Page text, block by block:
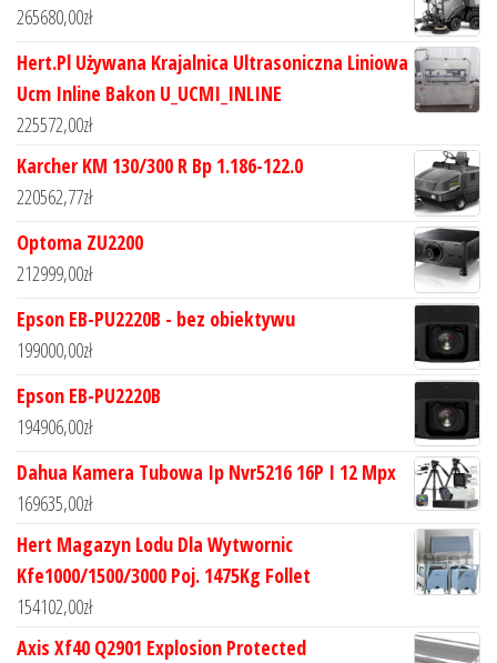
265680,00zł
Hert.Pl Używana Krajalnica Ultrasoniczna Liniowa
Ucm Inline Bakon U_UCMI_INLINE
225572,00zł
Karcher KM 130/300 R Bp 1.186-122.0
220562,77zł
Optoma ZU2200
212999,00zł
Epson EB-PU2220B - bez obiektywu
199000,00zł
Epson EB-PU2220B
194906,00zł
Dahua Kamera Tubowa Ip Nvr5216 16P I 12 Mpx
169635,00zł
Hert Magazyn Lodu Dla Wytwornic
Kfe1000/1500/3000 Poj. 1475Kg Follet
154102,00zł
Axis Xf40 Q2901 Explosion Protected